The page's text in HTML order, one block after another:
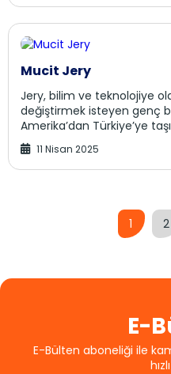
Mucit Jery
Jery, bilim ve teknolojiye
değiştirmek isteyen genç
Amerika’dan Türkiye’ye
arkadaşları Ali ve Zeynep’le
11 Nisan 2025
1 2
E-
E-Bülten aboneliği ile